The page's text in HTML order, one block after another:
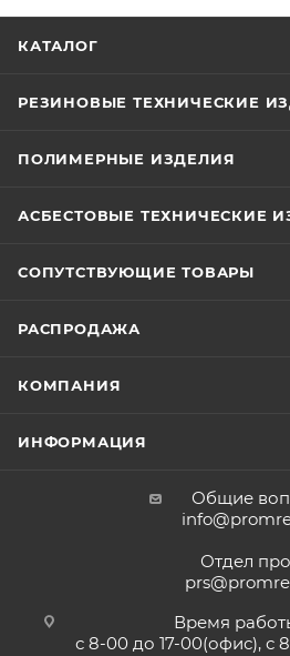
КАТАЛОГ
РЕЗИНОВЫЕ ТЕХНИЧЕСКИЕ
ПОЛИМЕРНЫЕ ИЗДЕЛИЯ
АСБЕСТОВЫЕ ТЕХНИЧЕСКИЕ
СОПУТСТВУЮЩИЕ ТОВАРЫ
РАСПРОДАЖА
КОМПАНИЯ
ИНФОРМАЦИЯ
Общие
Отдел
Время
с 8-00 до 17-00(офис), с